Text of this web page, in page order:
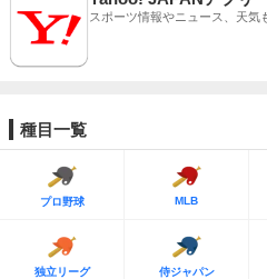
スポーツ情報やニュース、天気
種目一覧
プロ野球 MLB
独立リーグ 侍ジャパン